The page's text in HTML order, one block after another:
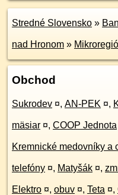
Stredné Slovensko »
nad Hronom »
Obchod
Sukrodev ¤, AN-PEK ¤,
mäsiar ¤, COOP Jednota
Kremnické medovníky a
telefóny ¤, Matyšák ¤,
Elektro ¤, obuv ¤, Teta ¤,